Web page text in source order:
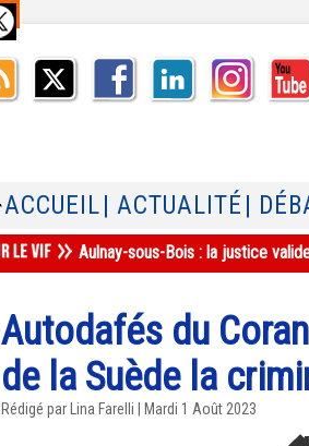
ACCUEIL | ACTUALITÉ |
Aulnay-sous-Bois : la justice
Autodafés du
de la Suède la
Rédigé par Lina Farelli | Mardi 1 Août 2023